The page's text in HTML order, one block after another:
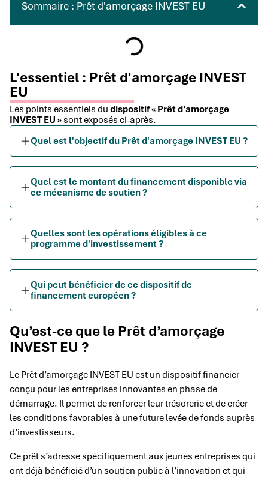
Sommaire : Prêt d'amorçage INVEST EU
L'essentiel : Prêt d'amorçage INVEST
EU
Les points essentiels du dispositif « Prêt d’amorçage
INVEST EU » sont exposés ci-après.
Quel est l'objectif du Prêt d'amorçage INVEST EU ?
Quel est le montant du financement disponible via
ce mécanisme de soutien ?
Quelles sont les opérations éligibles à ce
programme d'investissement ?
Qui peut bénéficier de ce dispositif de
financement européen ?
Qu’est-ce que le Prêt d’amorçage
INVEST EU ?
Le Prêt d’amorçage INVEST EU est un dispositif financier
conçu pour les entreprises innovantes en phase de
démarrage. Il permet de renforcer leur trésorerie et de créer
les conditions favorables à une future levée de fonds auprès
d’investisseurs.
Ce prêt s’adresse spécifiquement aux jeunes entreprises qui
ont déjà bénéficié d’un soutien public à l’innovation et qui